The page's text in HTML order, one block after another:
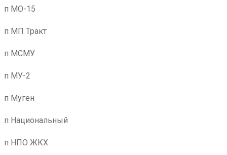
п МО-15
п МП Тракт
п МСМУ
п МУ-2
п Муген
п Национальный
п НПО ЖКХ